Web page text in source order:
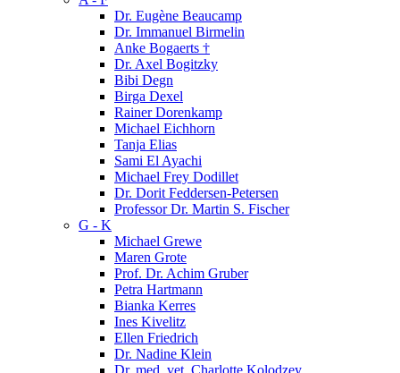
Dr. Eugène Beaucamp
Dr. Immanuel Birmelin
Anke Bogaerts †
Dr. Axel Bogitzky
Bibi Degn
Birga Dexel
Rainer Dorenkamp
Michael Eichhorn
Tanja Elias
Sami El Ayachi
Michael Frey Dodillet
Dr. Dorit Feddersen-Petersen
Professor Dr. Martin S. Fischer
G - K
Michael Grewe
Maren Grote
Prof. Dr. Achim Gruber
Petra Hartmann
Bianka Kerres
Ines Kivelitz
Ellen Friedrich
Dr. Nadine Klein
Dr. med. vet. Charlotte Kolodzey